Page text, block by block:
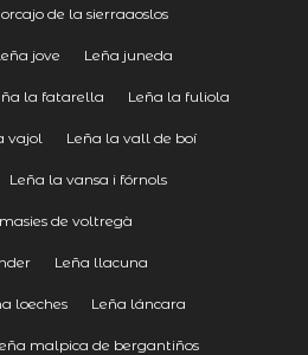
de la sierraaoslos
jove Leña juneda
la fatarella Leña la fuliola
vajol Leña la vall de boí
Leña la vansa i fórnols
de voltregà
Leña llacuna
loeches Leña láncara
malpica de bergantiños